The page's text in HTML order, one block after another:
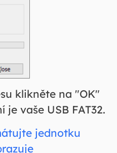
klikněte na "OK"
vaše USB FAT32.
jednotku